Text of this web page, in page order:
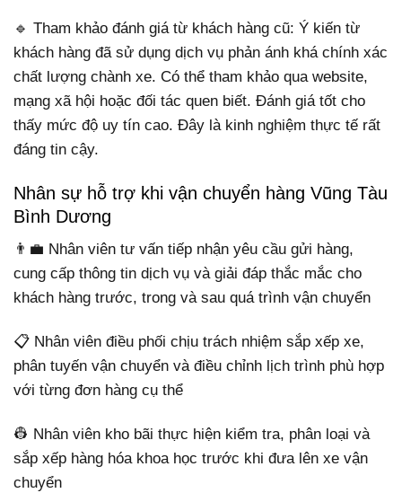
🔹 Tham khảo đánh giá từ khách hàng cũ: Ý kiến từ
khách hàng đã sử dụng dịch vụ phản ánh khá chính xác
chất lượng chành xe. Có thể tham khảo qua website,
mạng xã hội hoặc đối tác quen biết. Đánh giá tốt cho
thấy mức độ uy tín cao. Đây là kinh nghiệm thực tế rất
đáng tin cậy.
Nhân sự hỗ trợ khi vận chuyển hàng Vũng Tàu
Bình Dương
👨‍💼 Nhân viên tư vấn tiếp nhận yêu cầu gửi hàng,
cung cấp thông tin dịch vụ và giải đáp thắc mắc cho
khách hàng trước, trong và sau quá trình vận chuyển
📋 Nhân viên điều phối chịu trách nhiệm sắp xếp xe,
phân tuyến vận chuyển và điều chỉnh lịch trình phù hợp
với từng đơn hàng cụ thể
👷 Nhân viên kho bãi thực hiện kiểm tra, phân loại và
sắp xếp hàng hóa khoa học trước khi đưa lên xe vận
chuyển